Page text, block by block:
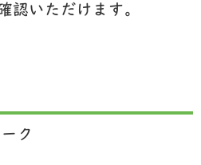
認いただけます。
ク